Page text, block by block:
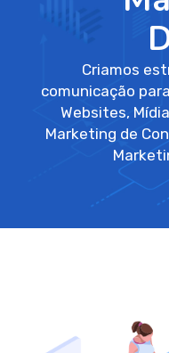
Criamos
comunicação
Websites,
Marketing de